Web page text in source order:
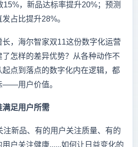
，新品达标率提升20%；预测
占比提升28%。
，海尔智家双11这份数字化运营
怎样的差异优势？从各种动作不
点到落点的数字化内在逻辑，都
——用户价值。
满足用户所需
注新品、有的用户关注质量、有的
户关注健康......如何让日益变化的